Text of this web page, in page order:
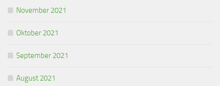
November 2021
Oktober 2021
September 2021
August 2021